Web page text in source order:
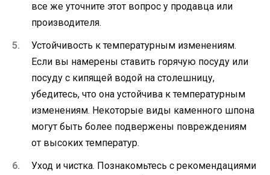
все же уточните этот вопрос у продавца или
производителя.
Устойчивость к температурным изменениям.
Если вы намерены ставить горячую посуду или
посуду с кипящей водой на столешницу,
убедитесь, что она устойчива к температурным
изменениям. Некоторые виды каменного шпона
могут быть более подвержены повреждениям
от высоких температур.
Уход и чистка. Познакомьтесь с рекомендациями